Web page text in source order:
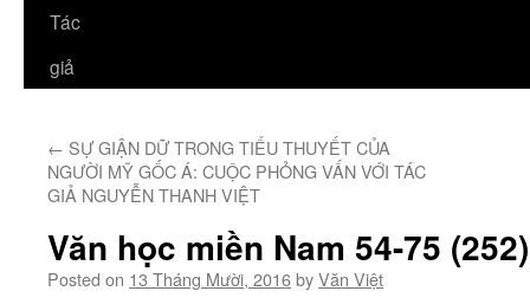
Tác
giả
← SỰ GIẬN DỮ TRONG TIỂU THUYẾT CỦA
NGƯỜI MỸ GỐC Á: CUỘC PHỎNG VẤN VỚI TÁC
GIẢ NGUYỄN THANH VIỆT
Văn học miền Nam 54-75
Posted on 13 Tháng Mười, 2016byVăn Việt